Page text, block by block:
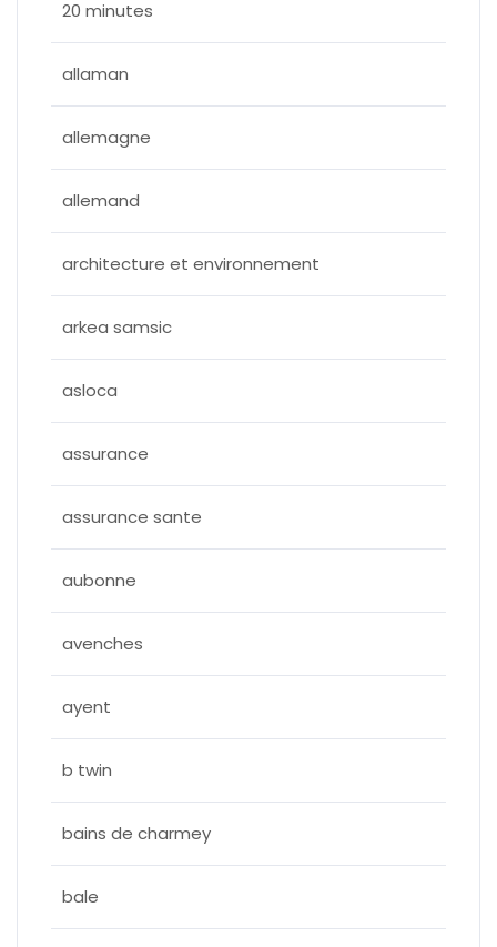
20 minutes
allaman
allemagne
allemand
architecture et environnement
arkea samsic
asloca
assurance
assurance sante
aubonne
avenches
ayent
b twin
bains de charmey
bale